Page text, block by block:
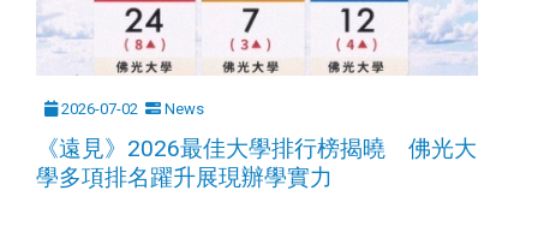
2026-07-02 News
《遠見》2026最佳大學排行榜揭曉 佛光大
學多項排名躍升展現辦學實力